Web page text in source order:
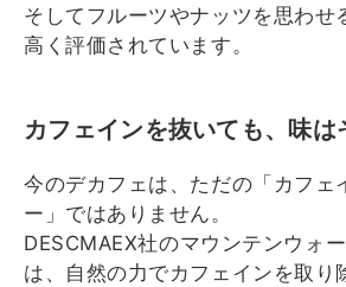
そしてフルーツやナッツを思わせ
高く評価されて います。
カフェインを抜いても、味は
今のデカフェは、ただの「カフェ
ー」 ではありません。
DESCMAEX社のマウンテンウォ
は、 自然の力でカフェインを取り